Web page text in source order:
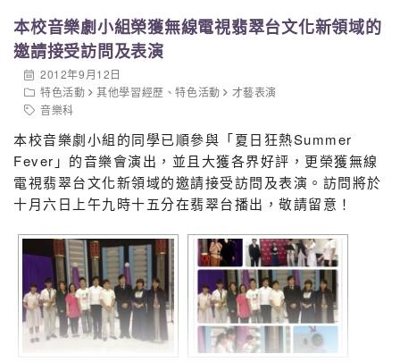
本校音樂劇小組榮獲無線電視翡翠台文化新領域的
邀請接受訪問及表演
2012年9月12日
特色活動
其他學習經歷 、特色活動
才藝表演
音樂科
本校音樂劇小組的同學已順參與「夏日狂熱Summer
Fever」的音樂會演出，並且大獲各界好評，更榮獲無線
電視翡翠台文化新領域的邀請接受訪問及表演。訪問將於
十月六日上午九時十五分在翡翠台播出，敬請留意！